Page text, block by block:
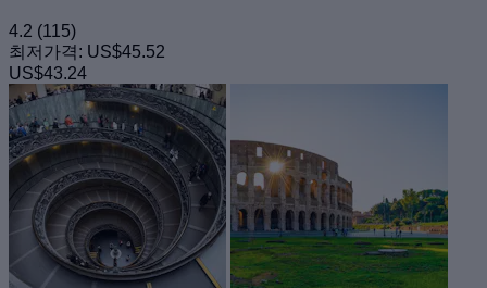
4.2 (115)
최저가격: US$45.52
US$43.24